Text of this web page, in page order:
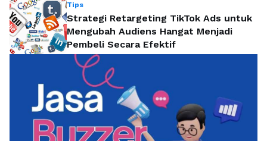
Tips
Strategi Retargeting TikTok Ads untuk
Mengubah Audiens Hangat Menjadi
Pembeli Secara Efektif